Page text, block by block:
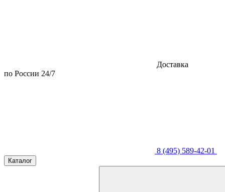
Доставка
по России 24/7
8 (495) 589-42-01
Каталог